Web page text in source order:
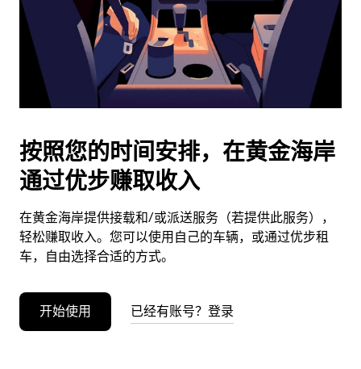
期。
按
退
闭
日
历。
按照您的时间安排，在黄金海岸
通过优步赚取收入
在黄金海岸提供接载和/或派送服务（若提供此服务），
轻松赚取收入。您可以使用自己的车辆，或通过优步租
车，自由选择合适的方式。
开始使用 已经有账号？登录